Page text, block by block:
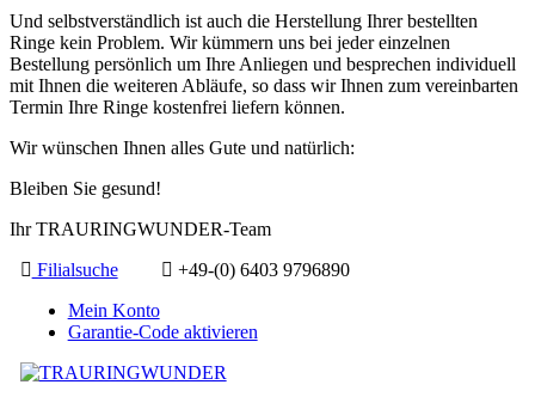
Und selbstverständlich ist auch die Herstellung Ihrer bestellten
Ringe kein Problem. Wir kümmern uns bei jeder einzelnen
Bestellung persönlich um Ihre Anliegen und besprechen individuell
mit Ihnen die weiteren Abläufe, so dass wir Ihnen zum vereinbarten
Termin Ihre Ringe kostenfrei liefern können.
Wir wünschen Ihnen alles Gute und natürlich:
Bleiben Sie gesund!
Ihr TRAURINGWUNDER-Team
Filialsuche
+49-(0) 6403 9796890
Mein Konto
Garantie-Code aktivieren